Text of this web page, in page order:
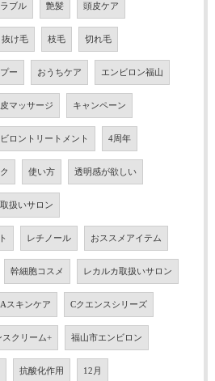
ブル 艶髪 頭皮ケア
抜け毛 枝毛 切れ毛
ー おうちケア エンビロン福山
マッサージ キャンペーン
ロントリートメント 4周年
使い方 透明感が欲しい
扱いサロン
レチノール おススメアイテム
幹細胞コスメ レカルカ取扱いサロン
スキンケア Cクエンスシリーズ
スクリーム+ 福山市エンビロン
抗酸化作用 12月